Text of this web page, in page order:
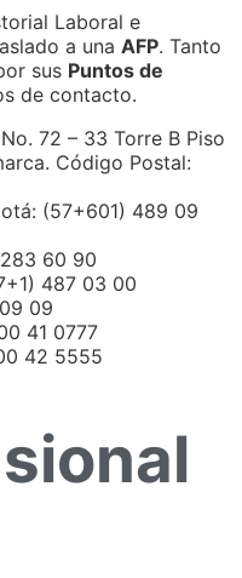
Laboral e
a una AFP. Tanto
sus Puntos de
de contacto.
72 – 33 Torre B Piso
Código Postal:
(57+601) 489 09
60 90
487 03 00
09
41 0777
42 5555